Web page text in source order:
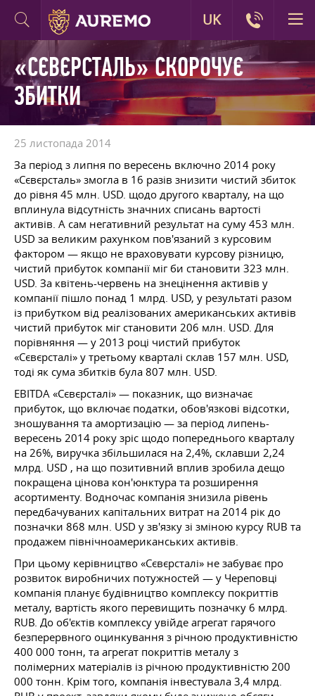
«СЄВЄРСТАЛЬ» СКОРОЧУЄ
ЗБИТКИ
25 листопада 2014
За період з липня по вересень включно 2014 року
«Сєвєрсталь» змогла в 16 разів знизити чистий збиток
до рівня 45 млн. USD. щодо другого кварталу, на що
вплинула відсутність значних списань вартості
активів. А сам негативний результат на суму 453 млн.
USD за великим рахунком пов'язаний з курсовим
фактором — якщо не враховувати курсову різницю,
чистий прибуток компанії міг би становити 323 млн.
USD. За квітень-червень на знецінення активів у
компанії пішло понад 1 млрд. USD, у результаті разом
із прибутком від реалізованих американських активів
чистий прибуток міг становити 206 млн. USD. Для
порівняння — у 2013 році чистий прибуток
«Сєвєрсталі» у третьому кварталі склав 157 млн. USD,
тоді як сума збитків була 807 млн. USD.
EBITDA «Сєвєрсталі» — показник, що визначає
прибуток, що включає податки, обов'язкові відсотки,
зношування та амортизацію — за період липень-
вересень 2014 року зріс щодо попереднього кварталу
на 26%, виручка збільшилася на 2,4%, склавши 2,24
млрд. USD , на що позитивний вплив зробила дещо
покращена цінова кон'юнктура та розширення
асортименту. Водночас компанія знизила рівень
передбачуваних капітальних витрат на 2014 рік до
позначки 868 млн. USD у зв'язку зі зміною курсу RUB та
продажем північноамериканських активів.
При цьому керівництво «Сєвєрсталі» не забуває про
розвиток виробничих потужностей — у Череповці
компанія планує будівництво комплексу покриттів
металу, вартість якого перевищить позначку 6 млрд.
RUB. До об'єктів комплексу увійде агрегат гарячого
безперервного оцинкування з річною продуктивністю
400 000 тонн, та агрегат покриттів металу з
полімерних матеріалів із річною продуктивністю 200
000 тонн. Крім того, компанія інвестувала 3,4 млрд.
UK